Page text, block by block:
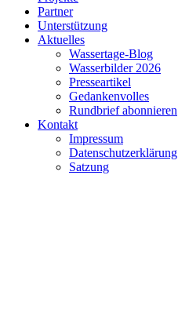
Partner
Unterstützung
Aktuelles
Wassertage-Blog
Wasserbilder 2026
Presseartikel
Gedankenvolles
Rundbrief abonnieren
Kontakt
Impressum
Datenschutzerklärung
Satzung